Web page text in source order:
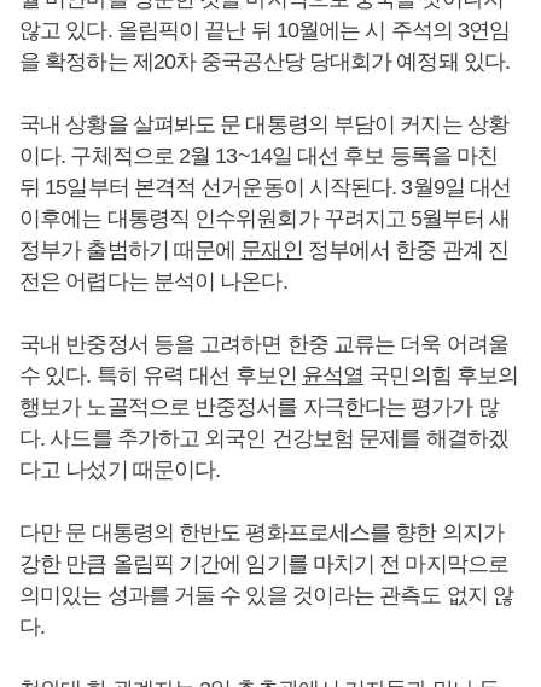
않고 있다. 올림픽이 끝난 뒤 10월에는 시 주석의 3연임
을 확정하는 제20차 중국공산당 당대회가 예정돼 있다.
국내 상황을 살펴봐도 문 대통령의 부담이 커지는 상황
이다. 구체적으로 2월 13~14일 대선 후보 등록을 마친
뒤 15일부터 본격적 선거운동이 시작된다. 3월9일 대선
이후에는 대통령직 인수위원회가 꾸려지고 5월부터 새
정부가 출범하기 때문에 문재인 정부에서 한중 관계 진
전은 어렵다는 분석이 나온다.
국내 반중정서 등을 고려하면 한중 교류는 더욱 어려울
수 있다. 특히 유력 대선 후보인 윤석열 국민의힘 후보의
행보가 노골적으로 반중정서를 자극한다는 평가가 많
다. 사드를 추가하고 외국인 건강보험 문제를 해결하겠
다고 나섰기 때문이다.
다만 문 대통령의 한반도 평화프로세스를 향한 의지가
강한 만큼 올림픽 기간에 임기를 마치기 전 마지막으로
의미있는 성과를 거둘 수 있을 것이라는 관측도 없지 않
다.